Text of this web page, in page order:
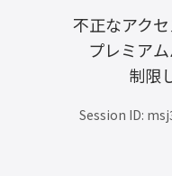
不正なアクセ
プレミア
制限
Session ID: